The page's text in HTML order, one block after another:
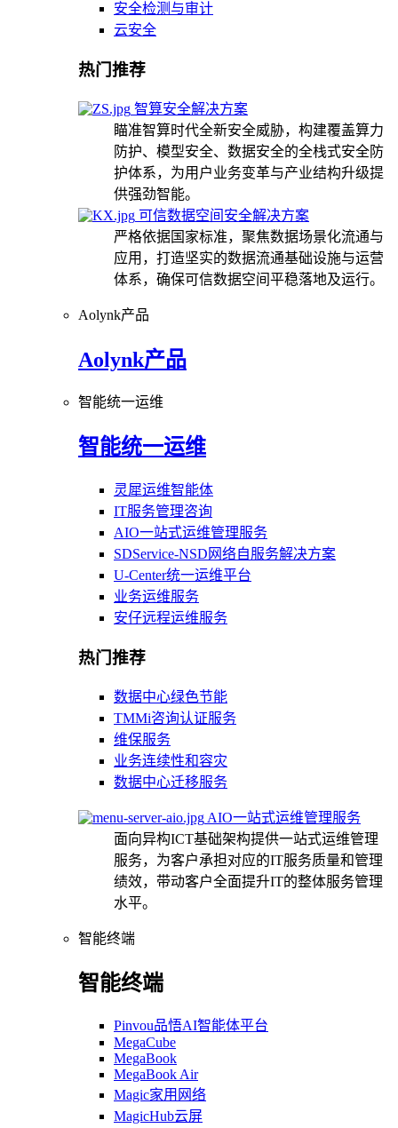
安全检测与审计
云安全
热门推荐
智算安全解决方案
瞄准智算时代全新安全威胁，构建覆盖算力
防护、模型安全、数据安全的全栈式安全防
护体系，为用户业务变革与产业结构升级提
供强劲智能。
可信数据空间安全解决方案
严格依据国家标准，聚焦数据场景化流通与
应用，打造坚实的数据流通基础设施与运营
体系，确保可信数据空间平稳落地及运行。
Aolynk产品
Aolynk产品
智能统一运维
智能统一运维
灵犀运维智能体
IT服务管理咨询
AIO一站式运维管理服务
SDService-NSD网络自服务解决方案
U-Center统一运维平台
业务运维服务
安仔远程运维服务
热门推荐
数据中心绿色节能
TMMi咨询认证服务
维保服务
业务连续性和容灾
数据中心迁移服务
AIO一站式运维管理服务
面向异构ICT基础架构提供一站式运维管理
服务，为客户承担对应的IT服务质量和管理
绩效，带动客户全面提升IT的整体服务管理
水平。
智能终端
智能终端
Pinvou品悟AI智能体平台
MegaCube
MegaBook
MegaBook Air
Magic家用网络
MagicHub云屏